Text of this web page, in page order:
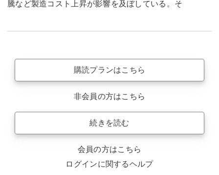
騰など製造コスト上昇が影響を及ぼしている。そ
購読プランはこちら
非会員の方はこちら
続きを読む
会員の方はこちら
ログインに関するヘルプ